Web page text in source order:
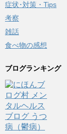
症状･対策・Tips
考察
雑話
食べ物の感想
ブログランキング